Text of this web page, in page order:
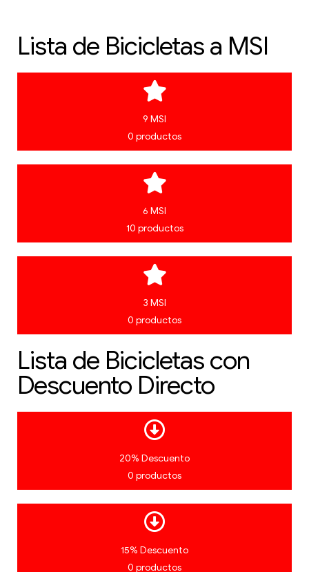
Lista de Bicicletas a MSI
9 MSI
0 productos
6 MSI
10 productos
3 MSI
0 productos
Lista de Bicicletas con
Descuento Directo
20% Descuento
0 productos
15% Descuento
0 productos